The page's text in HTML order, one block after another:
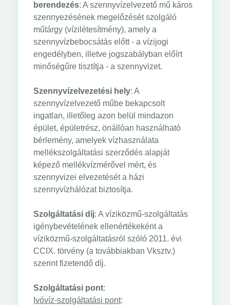
berendezés: A szennyvízelvezető mű káros
szennyezésének megelőzését szolgáló
műtárgy (vízilétesítmény), amely a
szennyvízbebocsátás előtt - a vízijogi
engedélyben, illetve jogszabályban előírt
minőségűre tisztítja - a szennyvizet.
Szennyvízelvezetési hely: A
szennyvízelvezető műbe bekapcsolt
ingatlan, illetőleg azon belül mindazon
épület, épületrész, önállóan használható
bérlemény, amelyek vízhasználata
mellékszolgáltatási szerződés alapját
képező mellékvízmérővel mért, és
szennyvizei elvezetését a házi
szennyvízhálózat biztosítja.
Szolgáltatási díj: A víziközmű-szolgáltatás
igénybevételének ellenértékeként a
víziközmű-szolgáltatásról szóló 2011. évi
CCIX. törvény (a továbbiakban Vksztv.)
szerint fizetendő díj.
Szolgáltatási pont:
Ivóvíz-szolgáltatási pont: